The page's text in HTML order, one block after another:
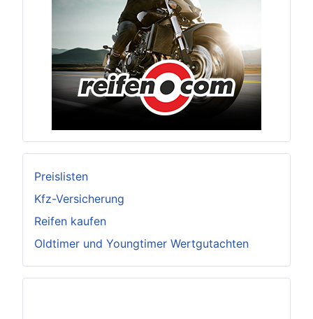
Preislisten
Kfz-Versicherung
Reifen kaufen
Oldtimer und Youngtimer Wertgutachten